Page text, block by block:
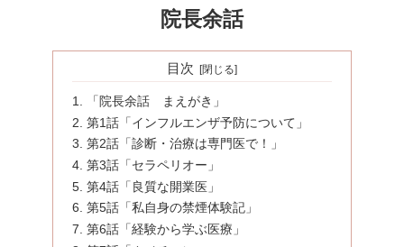
院長余話
目次
「院長余話 まえがき」
第1話「インフルエンザ予防について」
第2話「診断・治療は専門医で！」
第3話「セラペリオー」
第4話「良質な開業医」
第5話「私自身の禁煙体験記」
第6話「経験から学ぶ医療」